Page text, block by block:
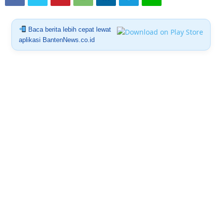
Baca berita lebih cepat lewat
aplikasi BantenNews.co.id